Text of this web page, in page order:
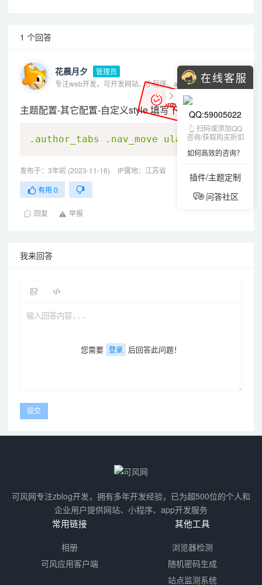
1 个回答
满意答案
花晨月夕
管理员
专注web开发，可开发网站、小程序、app、oa、erp等各种系统
主题配置-其它配置-自定义style 填写下面的css代码
CSS
.author_tabs .nav_move ul#nav li
发布于：3年前 (2023-11-16) IP属地：江苏省
有用 0
回复 举报
我来回答
您需要 登录 后回答此问题！
可风网专注zblog开发，拥有多年开发经验，已为超500位的个人和
企业用户提供网站、小程序、app开发服务
常用链接
相册
可风应用客户端
其他工具
浏览器检测
随机密码生成
站点监测系统
在线客服
QQ:59005022
👆 扫码或添加QQ
咨询/获取购买折扣
如何高效的咨询？
插件/主题定制
问答社区